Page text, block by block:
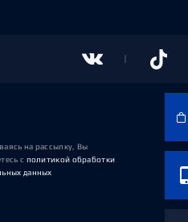
на рассылку, Вы
с политикой обработки
данных